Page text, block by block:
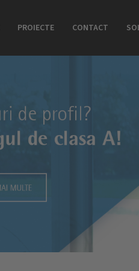
PROIECTE CONTACT